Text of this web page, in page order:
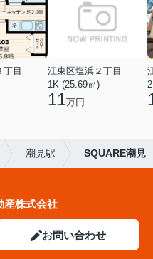
丁目
江東区塩浜２丁目
1K (25.69㎡)
11万円
潮見駅 SQUARE潮見
産株式会社
お問い合わせ